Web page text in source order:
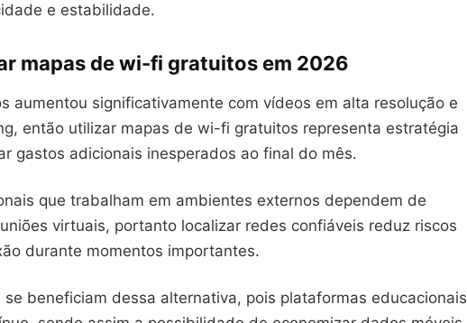
e estabilidade.
mapas de wi-fi gratuitos em 2026
aumentou significativamente com vídeos em alta resolução e
então utilizar mapas de wi-fi gratuitos representa estratégia
gastos adicionais inesperados ao final do mês.
que trabalham em ambientes externos dependem de
virtuais, portanto localizar redes confiáveis reduz riscos
durante momentos importantes.
beneficiam dessa alternativa, pois plataformas educacionais